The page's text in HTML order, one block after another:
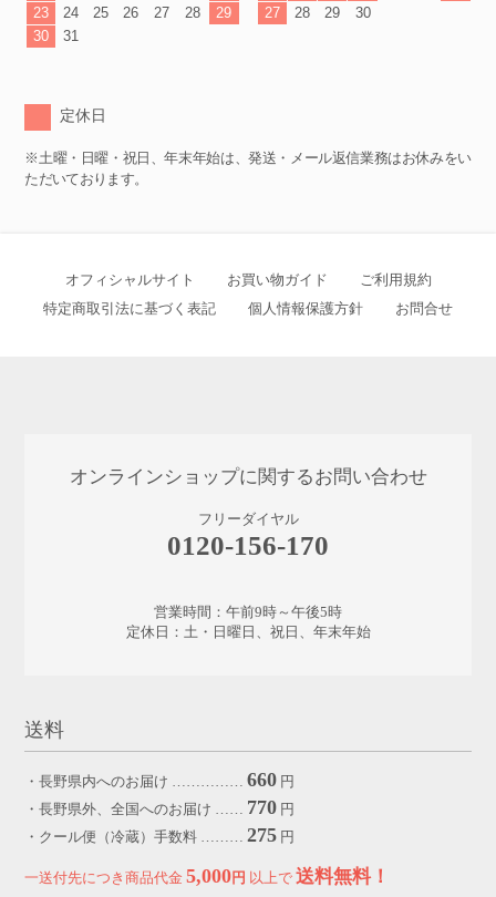
23
24 25 26 27 28
29
30
31
27
28 29 30
定休日
※土曜・日曜・祝日、年末年始は、発送・メール返信業務はお休みをい
ただいております。
オフィシャルサイト お買い物ガイド
ご利用規約
特定商取引法に基づく表記
個人情報保護方針 お問合せ
オンラインショップに関するお問い合わせ
フリーダイヤル
0120-156-170
営業時間：午前9時～午後5時
定休日：土・日曜日、祝日、年末年始
送料
・長野県内へのお届け ……………660 円
・長野県外、全国へのお届け …… 770 円
・クール便（冷蔵）手数料 ………275 円
一送付先につき商品代金5,000円 以上で送料無料！